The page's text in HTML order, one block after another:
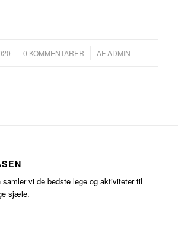
0 KOMMENTARER
/ AFADMIN
vi de bedste lege og aktiviteter til
sjæle.